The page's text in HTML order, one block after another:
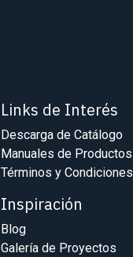
Links de Interés
Descarga de Catálogo
Manuales de Productos
Términos y Condiciones
Inspiración
Blog
Galería de Proyectos